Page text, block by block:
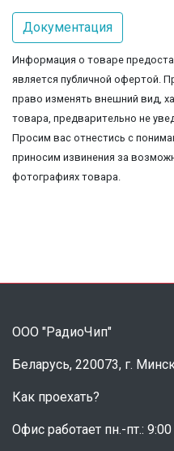
Документация
Информация о товаре
является публичной офертой.
право изменять внешний вид,
товара, предварительно не
Просим вас отнестись с
приносим извинения за
фотографиях товара.
ООО "РадиоЧип"
Беларусь, 220073, г.
Как проехать?
Офис работает пн.-пт.: